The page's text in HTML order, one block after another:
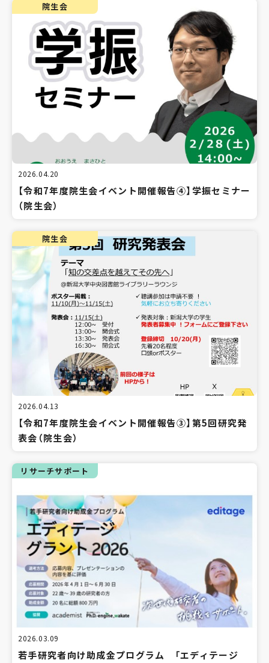
院生会
2026.04.20
【令和7年度院生会イベント開催報告④】学振セミナー
（院生会）
院生会
2026.04.13
【令和7年度院生会イベント開催報告③】第5回研究発
表会（院生会）
リサーチサポート
2026.03.09
若手研究者向け助成金プログラム 「エディテージ